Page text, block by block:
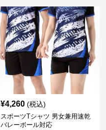
¥4,260 (税込)
スポーツTシャツ 男女兼用速乾
バレーボール対応